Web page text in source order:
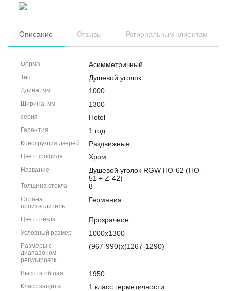
Описание Отзывы Региональным клиентам
Форма Асимметричный
Тип Душевой уголок
Длина, мм 1000
Ширина, мм 1300
серия Hotel
Гарантия 1 год
Конструкция дверей Раздвижные
Цвет профиля Хром
Название
Душевой уголок RGW HO-62 (HO-
51 + Z-42)
Толщина стекла 8
Страна
производитель
Германия
Цвет стекла Прозрачное
Условный размер 1000x1300
Размеры с
диапазоном
регулировок
(967-990)x(1267-1290)
Высота общая 1950
Класс защиты
1 класс герметичности